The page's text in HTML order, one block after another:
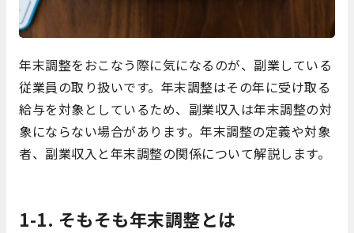
年末調整をおこなう際に気になるのが、副業している
従業員の取り扱いです。年末調整はその年に受け取る
給与を対象としているため、副業収入は年末調整の対
象にならない場合があります。年末調整の定義や対象
者、副業収入と年末調整の関係について解説します。
1-1. そもそも年末調整とは